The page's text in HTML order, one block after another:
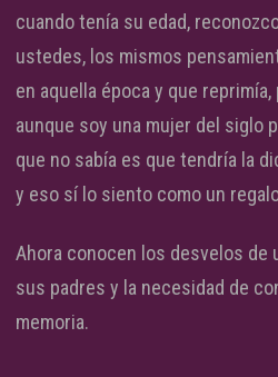
cuando tenía su edad,
ustedes, los mismos
en aquella época y que
aunque soy una mujer del siglo
que no sabía es que tendría la
y eso sí lo siento como un
Ahora conocen los desvelos de
sus padres y la necesidad de
memoria.